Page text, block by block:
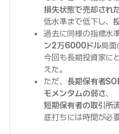
損失状態で売却され
低水準まで低下し、
過去に同様の指標水
ン2万6000ドル局面
今回も長期投資家に
えた。
ただ、 長期保有者
モメンタムの弱さ、
短期保有者の取引所
底打ちには時間が必